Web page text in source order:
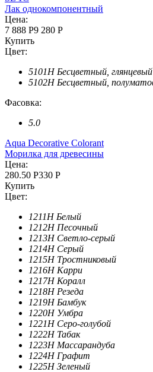
Лак однокомпонентный
Цена:
7 888 Р9 280 Р
Купить
Цвет:
5101H Бесцветный, глянцевый
5102H Бесцветный,
Фасовка:
5.0
Aqua Decorative Colorant
Морилка для древесины
Цена:
280.50 Р330 Р
Купить
Цвет:
1211H Белый
1212H Песочный
1213H Светло-серый
1214H Серый
1215H Тростниковый
1216H Карри
1217H Коралл
1218H Резеда
1219H Бамбук
1220H Умбра
1221H Серо-голубой
1222H Табак
1223H Массарандуба
1224H Графит
1225H Зеленый